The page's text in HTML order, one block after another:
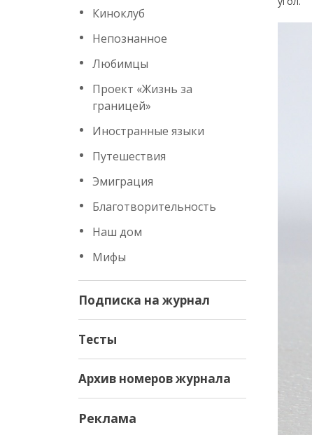
Киноклуб
Непознанное
Любимцы
Проект «Жизнь за
границей»
Иностранные языки
Путешествия
Эмиграция
Благотворительность
Наш дом
Мифы
Подписка на журнал
Тесты
Архив номеров журнала
Реклама